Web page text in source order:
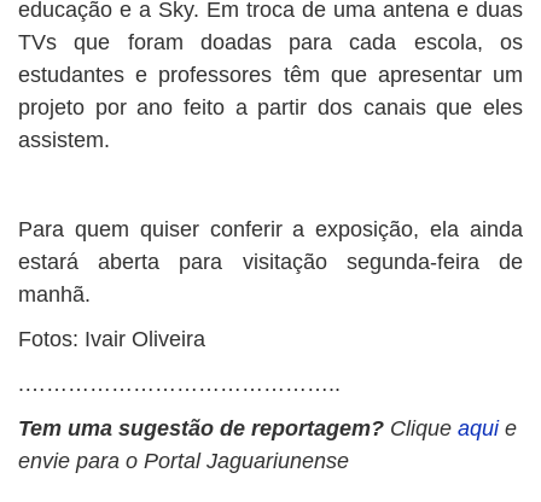
educação e a Sky. Em troca de uma antena e duas
TVs que foram doadas para cada escola, os
estudantes e professores têm que apresentar um
projeto por ano feito a partir dos canais que eles
assistem.
Para quem quiser conferir a exposição, ela ainda
estará aberta para visitação segunda-feira de
manhã.
Fotos: Ivair Oliveira
.……………………………………..
Tem uma sugestão de reportagem? Clique aqui e
envie para o Portal Jaguariunense